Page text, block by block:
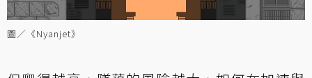
圖／《Nyanjet》